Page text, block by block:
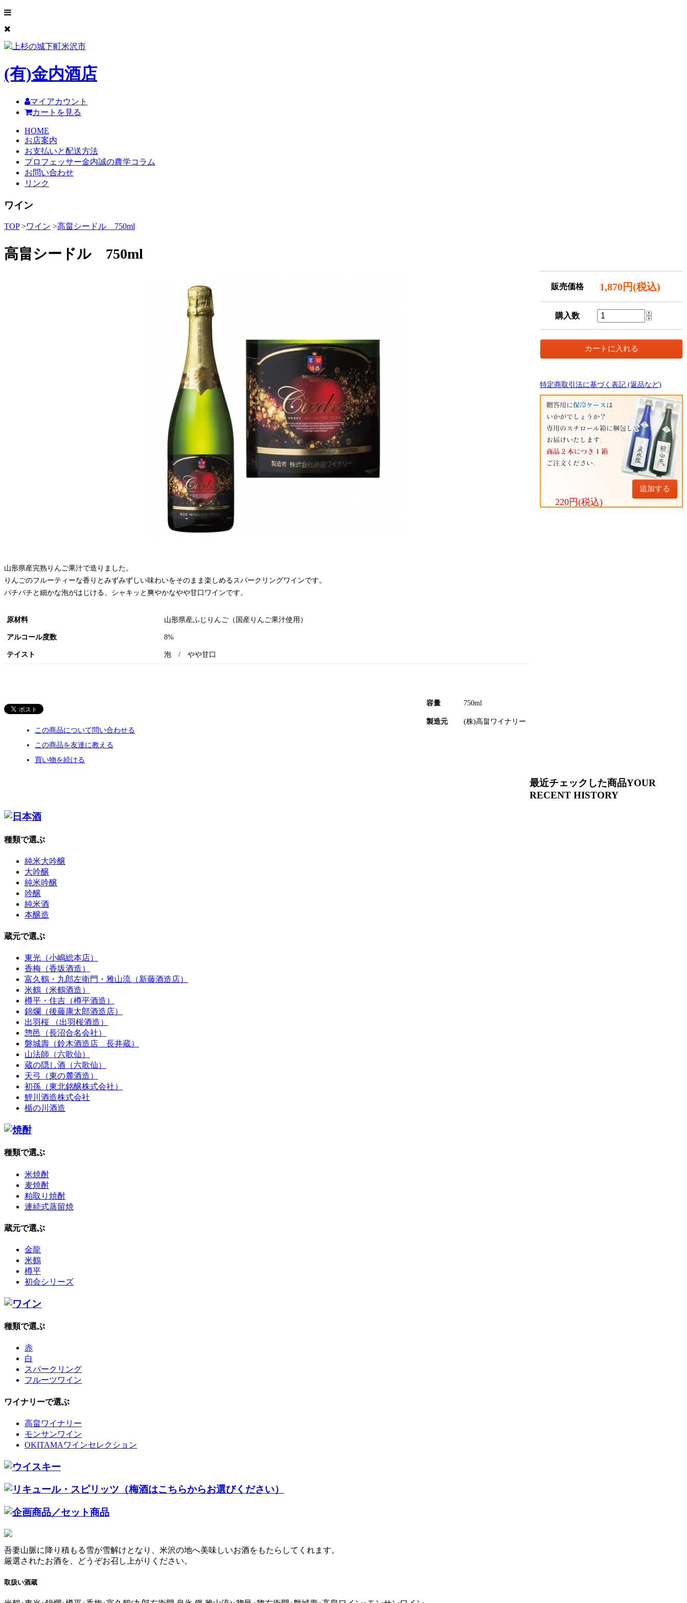
上杉の城下町米沢市
(有)金内酒店
マイアカウント
カートを見る
HOME
お店案内
お支払いと配送方法
プロフェッサー金内誠の農学コラム
お問い合わせ
リンク
ワイン
TOP >ワイン >高畠シードル 750ml
高畠シードル 750ml
販売価格 1,870円(税込)
購入数
特定商取引法に基づく表記 (返品など)
追加する
220円(税込)
山形県産完熟りんご果汁で造りました。
りんごのフルーティーな香りとみずみずしい味わいをそのまま楽しめるスパークリングワインです。
パチパチと細かな泡がはじける、シャキッと爽やかなやや甘口ワインです。
原材料 山形県産ふじりんご（国産りんご果汁使用）
アルコール度数 8%
テイスト 泡 / やや甘口
容量 750ml
製造元
(株)高畠ワイナリー
この商品について問い合わせる
この商品を友達に教える
買い物を続ける
最近チェックした商品YOUR
RECENT HISTORY
種類で選ぶ
純米大吟醸
大吟醸
純米吟醸
吟醸
純米酒
本醸造
蔵元で選ぶ
東光（小嶋総本店）
香梅（香坂酒造）
富久鶴・九郎左衛門・雅山流（新藤酒造店）
米鶴（米鶴酒造）
樽平・住吉（樽平酒造）
錦爛（後藤康太郎酒造店）
出羽桜 （出羽桜酒造）
惣邑（長沼合名会社）
磐城壽（鈴木酒造店 長井蔵）
山法師（六歌仙）
蔵の隠し酒（六歌仙）
天弓（東の麓酒造）
初孫（東北銘醸株式会社）
鯉川酒造株式会社
楯の川酒造
種類で選ぶ
米焼酎
麦焼酎
粕取り焼酎
連続式蒸留焼
蔵元で選ぶ
金龍
米鶴
樽平
初会シリーズ
種類で選ぶ
赤
白
スパークリング
フルーツワイン
ワイナリーで選ぶ
高畠ワイナリー
モンサンワイン
OKITAMAワインセレクション
吾妻山脈に降り積もる雪が雪解けとなり、米沢の地へ美味しいお酒をもたらしてくれます。
厳選されたお酒を、どうぞお召し上がりください。
取扱い酒蔵